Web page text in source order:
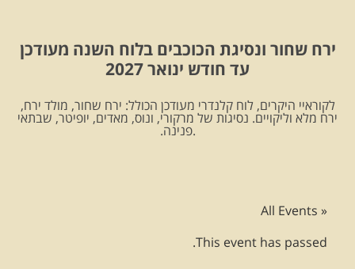
ירח שחור ונסיגת הכוכבים בלוח השנה מעודכן
עד חודש ינואר 2027
לקוראיי היקרים, לוח קלנדרי מעודכן הכולל: ירח שחור, מולד ירח,
ירח מלא וליקויים. נסיגות של מרקורי, ונוס, מאדים, יופיטר, שבתאי
.פנינה.
« All Events
This event has passed.